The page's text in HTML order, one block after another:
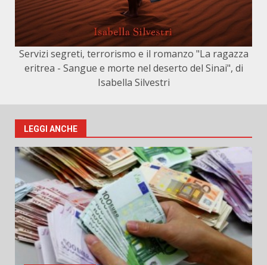
Servizi segreti, terrorismo e il romanzo "La ragazza
eritrea - Sangue e morte nel deserto del Sinai", di
Isabella Silvestri
LEGGI ANCHE